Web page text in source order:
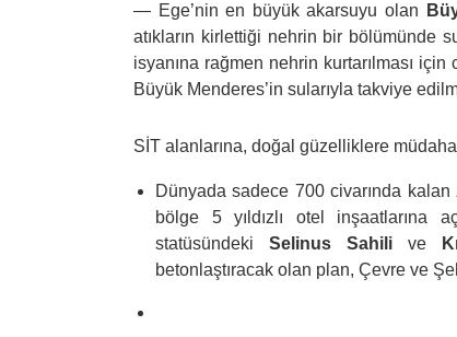
— Ege’nin en büyük akarsuyu olan
atıkların kirlettiği nehrin bir bölümünde
isyanına rağmen nehrin kurtarılması
Büyük Menderes’in sularıyla takviye
SİT alanlarına, doğal güzelliklere
Dünyada sadece 700 civarında kalan
bölge 5 yıldızlı otel inşaatlarına
statüsündeki Selinus Sahili ve
betonlaştıracak olan plan, Çevre ve